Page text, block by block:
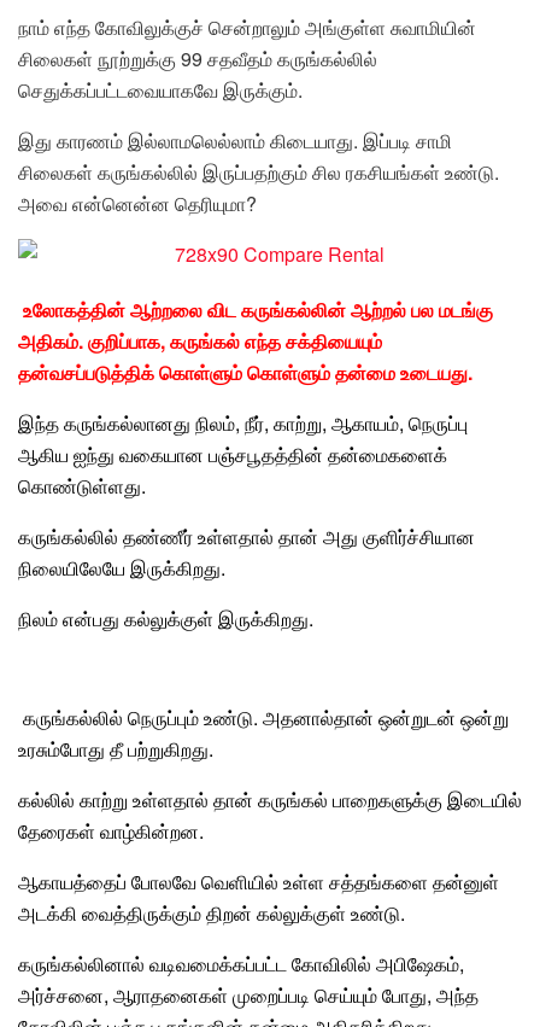
நாம் எந்த கோவிலுக்குச் சென்றாலும் அங்குள்ள சுவாமியின்
சிலைகள் நூற்றுக்கு 99 சதவீதம் கருங்கல்லில்
செதுக்கப்பட்டவையாகவே இருக்கும்.
இது காரணம் இல்லாமலெல்லாம் கிடையாது. இப்படி சாமி
சிலைகள் கருங்கல்லில் இருப்பதற்கும் சில ரகசியங்கள் உண்டு.
அவை என்னென்ன தெரியுமா?
உலோகத்தின் ஆற்றலைவிட கருங்கல்லின்ஆற்றல் பல மடங்கு
அதிகம். குறிப்பாக, கருங்கல் எந்த சக்தியையும்
தன்வசப்படுத்திக் கொள்ளும் கொள்ளும் தன்மை உடையது.
இந்த கருங்கல்லானது நிலம், நீர், காற்று, ஆகாயம், நெருப்பு
ஆகிய ஐந்து வகையான பஞ்சபூதத்தின் தன்மைகளைக்
கொண்டுள்ளது.
கருங்கல்லில் தண்ணீர் உள்ளதால் தான் அது குளிர்ச்சியான
நிலையிலேயே இருக்கிறது.
நிலம் என்பது கல்லுக்குள் இருக்கிறது.
கருங்கல்லில் நெருப்பும் உண்டு. அதனால்தான் ஒன்றுடன் ஒன்று
உரசும்போது தீ பற்றுகிறது.
கல்லில் காற்று உள்ளதால் தான் கருங்கல் பாறைகளுக்குஇடையில்
தேரைகள் வாழ்கின்றன.
ஆகாயத்தைப் போலவே வெளியில் உள்ள சத்தங்களை தன்னுள்
அடக்கி வைத்திருக்கும் திறன் கல்லுக்குள் உண்டு.
கருங்கல்லினால் வடிவமைக்கப்பட்டகோவிலில் அபிஷேகம்,
அர்ச்சனை, ஆராதனைகள் முறைப்படி செய்யும் போது, அந்த